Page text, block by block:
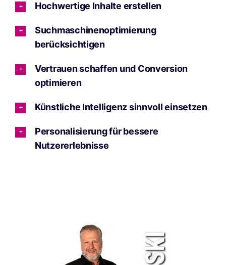
Hochwertige Inhalte erstellen
Suchmaschinenoptimierung
berücksichtigen
Vertrauen schaffen und Conversion
optimieren
Künstliche Intelligenz sinnvoll einsetzen
Personalisierung für bessere
Nutzererlebnisse